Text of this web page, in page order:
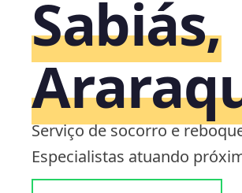
Sabiás,
Serviço de socorro e
Especialistas atuando